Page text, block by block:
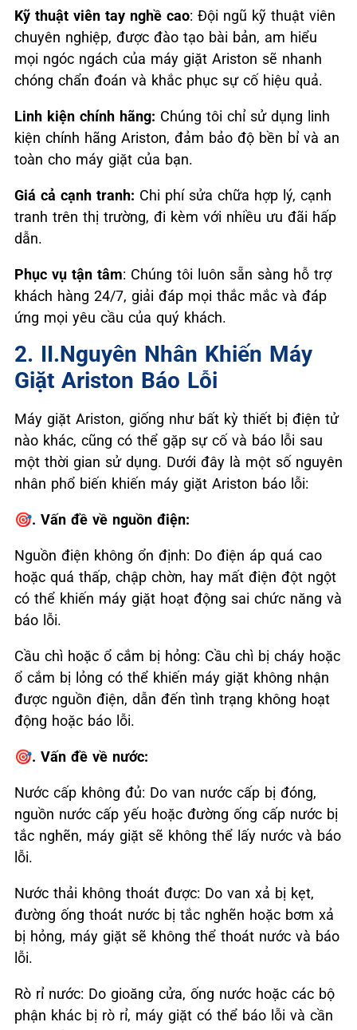
Kỹ thuật viên tay nghề cao: Đội ngũ kỹ thuật viên
chuyên nghiệp, được đào tạo bài bản, am hiểu
mọi ngóc ngách của máy giặt Ariston sẽ nhanh
chóng chẩn đoán và khắc phục sự cố hiệu quả.
Linh kiện chính hãng: Chúng tôi chỉ sử dụng linh
kiện chính hãng Ariston, đảm bảo độ bền bỉ và an
toàn cho máy giặt của bạn.
Giá cả cạnh tranh: Chi phí sửa chữa hợp lý, cạnh
tranh trên thị trường, đi kèm với nhiều ưu đãi hấp
dẫn.
Phục vụ tận tâm: Chúng tôi luôn sẵn sàng hỗ trợ
khách hàng 24/7, giải đáp mọi thắc mắc và đáp
ứng mọi yêu cầu của quý khách.
2. II.Nguyên Nhân Khiến Máy
Giặt Ariston Báo Lỗi
Máy giặt Ariston, giống như bất kỳ thiết bị điện tử
nào khác, cũng có thể gặp sự cố và báo lỗi sau
một thời gian sử dụng. Dưới đây là một số nguyên
nhân phổ biến khiến máy giặt Ariston báo lỗi:
🎯. Vấn đề về nguồn điện:
Nguồn điện không ổn định: Do điện áp quá cao
hoặc quá thấp, chập chờn, hay mất điện đột ngột
có thể khiến máy giặt hoạt động sai chức năng và
báo lỗi.
Cầu chì hoặc ổ cắm bị hỏng: Cầu chì bị cháy hoặc
ổ cắm bị lỏng có thể khiến máy giặt không nhận
được nguồn điện, dẫn đến tình trạng không hoạt
động hoặc báo lỗi.
🎯. Vấn đề về nước:
Nước cấp không đủ: Do van nước cấp bị đóng,
nguồn nước cấp yếu hoặc đường ống cấp nước bị
tắc nghẽn, máy giặt sẽ không thể lấy nước và báo
lỗi.
Nước thải không thoát được: Do van xả bị kẹt,
đường ống thoát nước bị tắc nghẽn hoặc bơm xả
bị hỏng, máy giặt sẽ không thể thoát nước và báo
lỗi.
Rò rỉ nước: Do gioăng cửa, ống nước hoặc các bộ
phận khác bị rò rỉ, máy giặt có thể báo lỗi và cần